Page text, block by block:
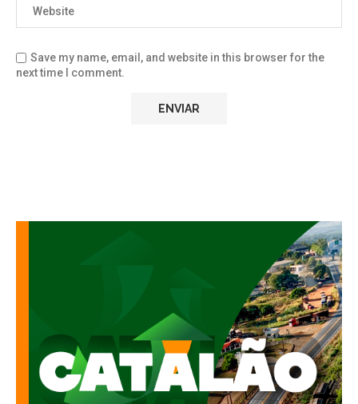
Save my name, email, and website in this browser for the
next time I comment.